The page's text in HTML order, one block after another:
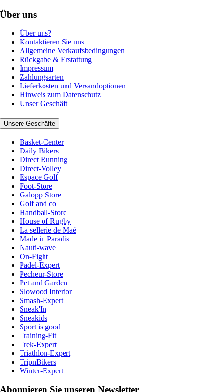
Über uns
Über uns?
Kontaktieren Sie uns
Allgemeine Verkaufsbedingungen
Rückgabe & Erstattung
Impressum
Zahlungsarten
Lieferkosten und Versandoptionen
Hinweis zum Datenschutz
Unser Geschäft
Unsere Geschäfte
Basket-Center
Daily Bikers
Direct Running
Direct-Volley
Espace Golf
Foot-Store
Galopp-Store
Golf and co
Handball-Store
House of Rugby
La sellerie de Maé
Made in Paradis
Nauti-wave
On-Fight
Padel-Expert
Pecheur-Store
Pet and Garden
Slowood Interior
Smash-Expert
Sneak'In
Sneakids
Sport is good
Training-Fit
Trek-Expert
Triathlon-Expert
TripnBikers
Winter-Expert
Abonnieren Sie unseren Newsletter